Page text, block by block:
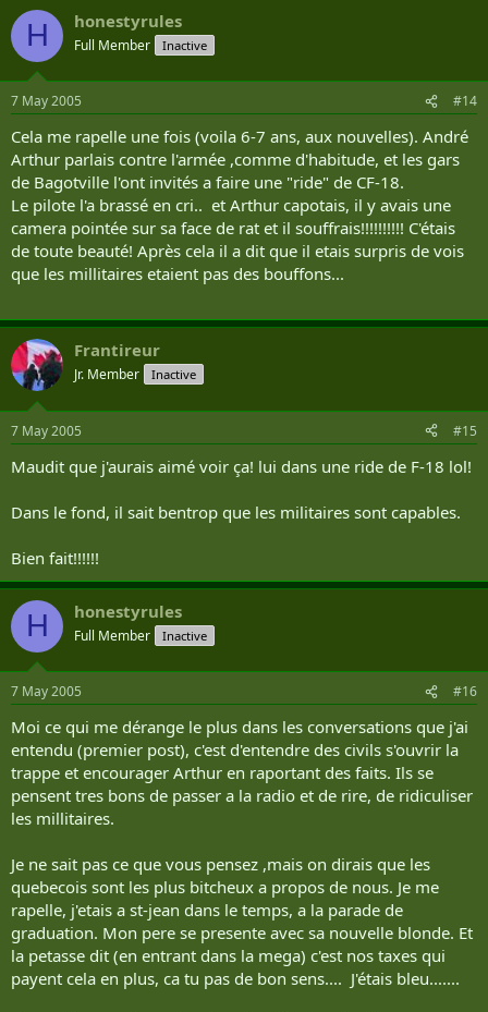
H honestyrules
Full Member Inactive
7 May 2005 #14
Cela me rapelle une fois (voila 6-7 ans, aux nouvelles). André
Arthur parlais contre l'armée ,comme d'habitude, et les gars
de Bagotville l'ont invités a faire une "ride" de CF-18.
Le pilote l'a brassé en cri.. et Arthur capotais, il y avais une
camera pointée sur sa face de rat et il souffrais!!!!!!!!!! C'étais
de toute beauté! Après cela il a dit que il etais surpris de vois
que les millitaires etaient pas des bouffons...
Frantireur
Jr. Member Inactive
7 May 2005 #15
Maudit que j'aurais aimé voir ça! lui dans une ride de F-18 lol!
Dans le fond, il sait bentrop que les militaires sont capables.
Bien fait!!!!!!
H honestyrules
Full Member Inactive
7 May 2005 #16
Moi ce qui me dérange le plus dans les conversations que j'ai
entendu (premier post), c'est d'entendre des civils s'ouvrir la
trappe et encourager Arthur en raportant des faits. Ils se
pensent tres bons de passer a la radio et de rire, de ridiculiser
les millitaires.
Je ne sait pas ce que vous pensez ,mais on dirais que les
quebecois sont les plus bitcheux a propos de nous. Je me
rapelle, j'etais a st-jean dans le temps, a la parade de
graduation. Mon pere se presente avec sa nouvelle blonde. Et
la petasse dit (en entrant dans la mega) c'est nos taxes qui
payent cela en plus, ca tu pas de bon sens.... J'étais bleu.......